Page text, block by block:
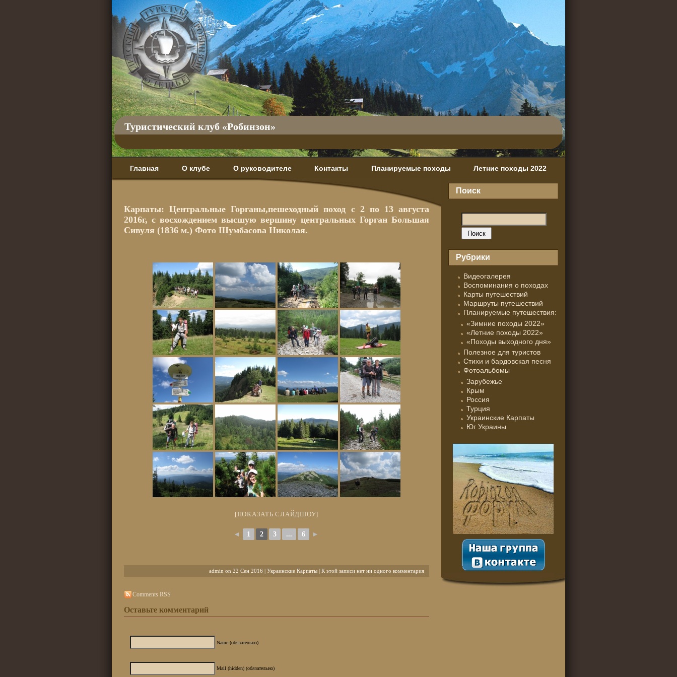
Туристический клуб «Робинзон»
Главная О клубе О руководителе Контакты Планируемые походы Летние походы 2022
Карпаты: Центральные Горганы,пешеходный поход с 2 по 13 августа
2016г, с восхождением высшую вершину центральных Горган Большая
Сивуля (1836 м.) Фото Шумбасова Николая.
[ПОКАЗАТЬ СЛАЙДШОУ]
◄ 1 2 3 ... 6 ►
admin on 22 Сен 2016 | Украинские Карпаты| К этой записи нет ни одного комментария
Comments RSS
Оставьте комментарий
Name (обязательно)
Mail (hidden) (обязательно)
Поиск
Рубрики
Видеогалерея
Воспоминания о походах
Карты путешествий
Маршруты путешествий
Планируемые путешествия:
«Зимние походы 2022»
«Летние походы 2022»
«Походы выходного дня»
Полезное для туристов
Стихи и бардовская песня
Фотоальбомы
Зарубежье
Крым
Россия
Турция
Украинские Карпаты
Юг Украины